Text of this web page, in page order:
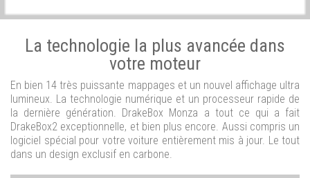
La technologie la plus avancée dans
votre moteur
En bien 14 très puissante mappages et un nouvel affichage ultra
lumineux. La technologie numérique et un processeur rapide de
la dernière génération. DrakeBox Monza a tout ce qui a fait
DrakeBox2 exceptionnelle, et bien plus encore. Aussi compris un
logiciel spécial pour votre voiture entièrement mis à jour. Le tout
dans un design exclusif en carbone.